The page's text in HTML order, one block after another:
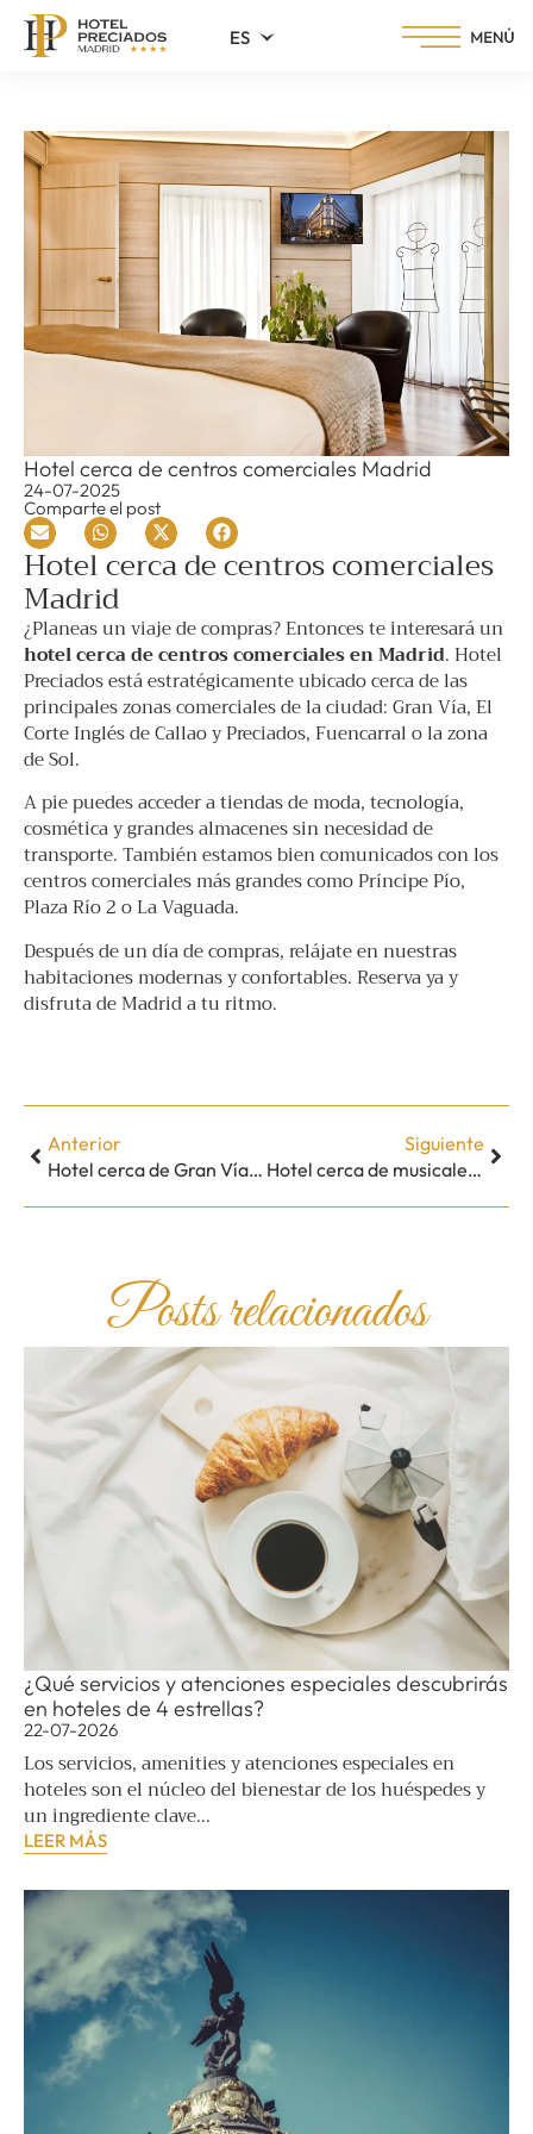
ES
Hotel cerca de centros comerciales Madrid
24-07-2025
Comparte el post
Hotel cerca de centros comerciales
Madrid
¿Planeas un viaje de compras? Entonces te interesará un
hotel cerca de centros comerciales en Madrid. Hotel
Preciados está estratégicamente ubicado cerca de las
principales zonas comerciales de la ciudad: Gran Vía, El
Corte Inglés de Callao y Preciados, Fuencarral o la zona
de Sol.
A pie puedes acceder a tiendas de moda, tecnología,
cosmética y grandes almacenes sin necesidad de
transporte. También estamos bien comunicados con los
centros comerciales más grandes como Príncipe Pío,
Plaza Río 2 o La Vaguada.
Después de un día de compras, relájate en nuestras
habitaciones modernas y confortables. Reserva ya y
disfruta de Madrid a tu ritmo.
Anterior
Hotel cerca de Gran Vía Madrid
Siguiente
Hotel cerca de musicales Madrid
Posts relacionados
¿Qué servicios y atenciones especiales descubrirás
en hoteles de 4 estrellas?
22-07-2026
Los servicios, amenities y atenciones especiales en
hoteles son el núcleo del bienestar de los huéspedes y
un ingrediente clave...
LEER MÁS